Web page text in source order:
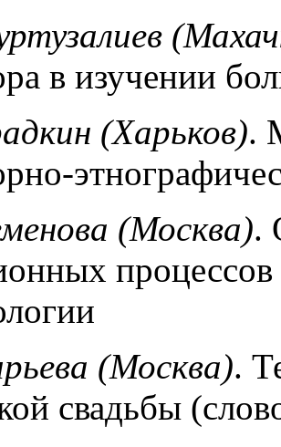
в изучении
(Харьков).
(Москва).
процессов
(Москва).
свадьбы